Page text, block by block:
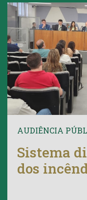
AUDIÊNCIA
Sistema
dos